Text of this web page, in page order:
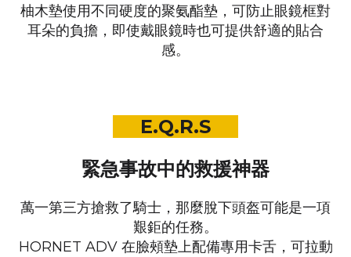
柚木墊使用不同硬度的聚氨酯墊，可防止眼鏡框對
耳朵的負擔，即使戴眼鏡時也可提供舒適的貼合
感。
E.Q.R.S
緊急事故中的救援神器
萬一第三方搶救了騎士，那麼脫下頭盔可能是一項
艱鉅的任務。
HORNET ADV 在臉頰墊上配備專用卡舌，可拉動